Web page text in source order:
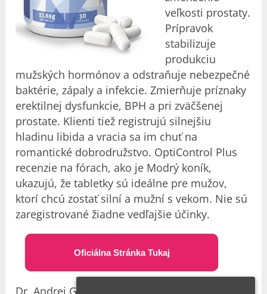
veľkosti prostaty.
Prípravok
stabilizuje
produkciu
mužských hormónov a odstraňuje nebezpečné
baktérie, zápaly a infekcie. Zmierňuje príznaky
erektilnej dysfunkcie, BPH a pri zväčšenej
prostate. Klienti tiež registrujú silnejšiu
hladinu libida a vracia sa im chuť na
romantické dobrodružstvo. OptiControl Plus
recenzie na fórach, ako je Modrý koník,
ukazujú, že tabletky sú ideálne pre mužov,
ktorí chcú zostať silní a mužní s vekom. Nie sú
zaregistrované žiadne vedľajšie účinky.
Oficiálna Stránka Tukaj
Dr. Andrej Golob je urológ s viac ako 20-